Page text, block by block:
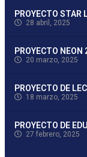
PROYECTO STAR
28 abril, 2025
PROYECTO NEON
20 marzo, 2025
PROYECTO DE
18 marzo, 2025
PROYECTO DE
27 febrero, 2025